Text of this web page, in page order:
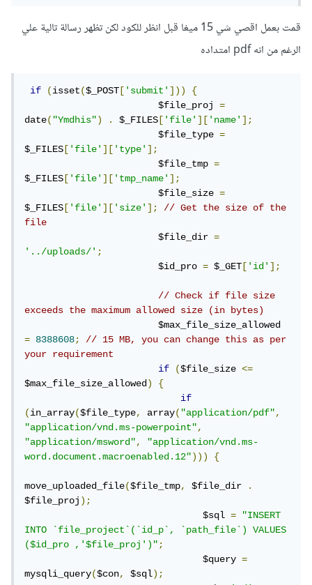
$file_proj = date( "Ymdhis" )
.
'file']['type'];
[
'tmp_name'];
$_FILES['file' ][
// Get the size of the file
'../uploads/'
$id_pro = $_GET['id'
// Check if file size exceeds the
maximum allowed size (in bytes)
$max_file_size_allowed
= 1048576
// 1
MB, you can change this as per your
if
( $file_size
$max_file_size_allowed) {
, array ( "application/p
,
"application/vnd.ms-
"application/msword" ,"applicati
on/vnd.ms-word.document.macroenabled.12"
move_uploaded_file $file_tmp
$sql
"INSERT INTO
`file_project`(`id_p`, `path_file`) VALUES
($id_pro ,'$file_proj')";
$query
=
echo '<div class="col-md-12">
<div class="alert alert-success"
</div>'
} else
'<div class="col-md-12">
<div class="alert alert-danger text-center"
قمت بعمل اقصي شي 15 ميغا قبل انظر للكود لكن تظهر رسالة تالية علي
الرغم من انه pdf امتداده
if (isset($_POST['submit']))
{
                        $file_proj
=
date("Ymdhis") . $_FILES['file']['name'];
                        $file_type
=
$_FILES['file']['type'];
                        $file_tmp
=
$_FILES['file']['tmp_name'];
                        $file_size
=
$_FILES['file']['size'];
// Get the size of the
file
                        $file_dir
=
'../uploads/';
                        $id_pro
= $_GET['id'];
// Check if file size
exceeds the maximum allowed size (in bytes)
=
8388608;
// 15 MB, you can change this as per
your requirement
if
($file_size <=
$max_file_size_allowed)
{
if
(in_array($file_type, array("application/pdf",
"application/vnd.ms-powerpoint",
"application/msword",
"application/vnd.ms-
word.document.macroenabled.12"))) {
move_uploaded_file($file_tmp, $file_dir .
$file_proj);
                                $sql
=
"INSERT
INTO `file_project`(`id_p`, `path_file`) VALUES
($id_pro ,'$file_proj')";
                                $query
=
mysqli_query($con, $sql);